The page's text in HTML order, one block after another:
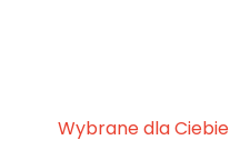
Wybrane dla Ciebie